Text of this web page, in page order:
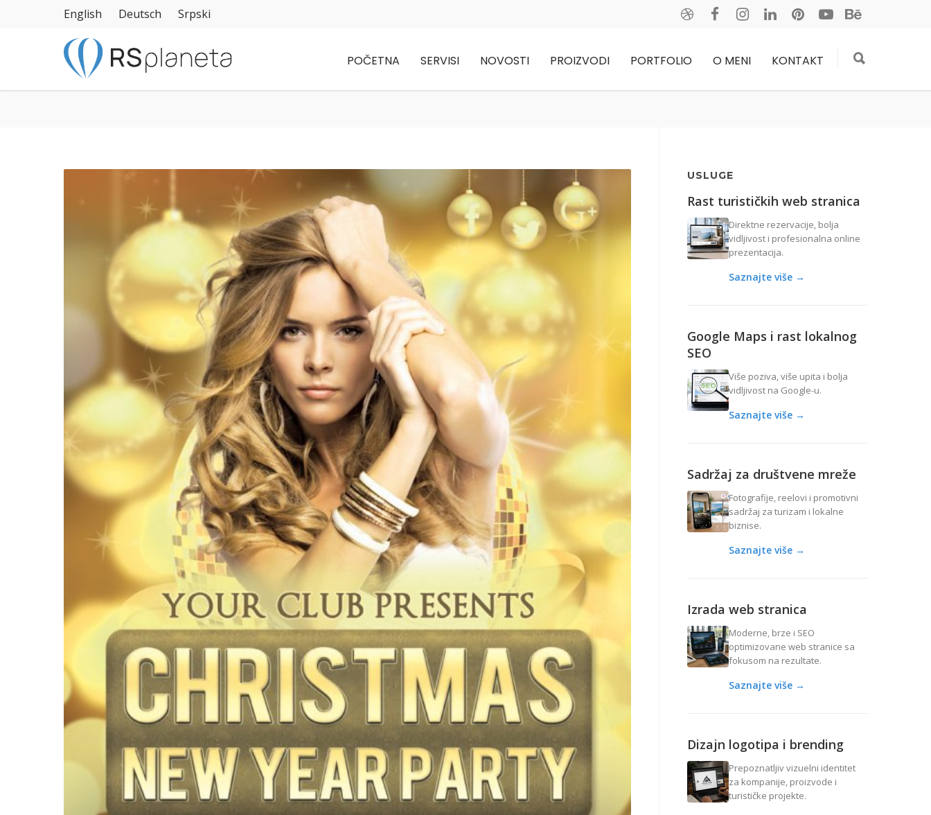
English Deutsch Srpski
POČETNA SERVISI NOVOSTI PROIZVODI PORTFOLIO O MENI KONTAKT
USLUGE
Rast turističkih web stranica
Direktne rezervacije, bolja
vidljivost i profesionalna online
prezentacija.
Saznajte više →
Google Maps i rast lokalnog
SEO
Više poziva, više upita i bolja
vidljivost na Google-u.
Saznajte više →
Sadržaj za društvene mreže
Fotografije, reelovi i promotivni
sadržaj za turizam i lokalne
biznise.
Saznajte više →
Izrada web stranica
Moderne, brze i SEO
optimizovane web stranice sa
fokusom na rezultate.
Saznajte više →
Dizajn logotipa i brending
Prepoznatljiv vizuelni identitet
za kompanije, proizvode i
turističke projekte.